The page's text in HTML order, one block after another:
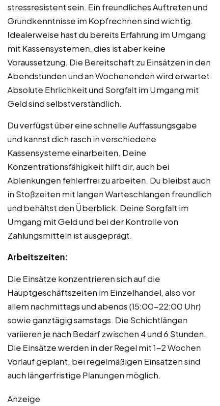
stressresistent sein. Ein freundliches Auftreten und
Grundkenntnisse im Kopfrechnen sind wichtig.
Idealerweise hast du bereits Erfahrung im Umgang
mit Kassensystemen, dies ist aber keine
Voraussetzung. Die Bereitschaft zu Einsätzen in den
Abendstunden und an Wochenenden wird erwartet.
Absolute Ehrlichkeit und Sorgfalt im Umgang mit
Geld sind selbstverständlich.
Du verfügst über eine schnelle Auffassungsgabe
und kannst dich rasch in verschiedene
Kassensysteme einarbeiten. Deine
Konzentrationsfähigkeit hilft dir, auch bei
Ablenkungen fehlerfrei zu arbeiten. Du bleibst auch
in Stoßzeiten mit langen Warteschlangen freundlich
und behältst den Überblick. Deine Sorgfalt im
Umgang mit Geld und bei der Kontrolle von
Zahlungsmitteln ist ausgeprägt.
Arbeitszeiten:
Die Einsätze konzentrieren sich auf die
Hauptgeschäftszeiten im Einzelhandel, also vor
allem nachmittags und abends (15:00-22:00 Uhr)
sowie ganztägig samstags. Die Schichtlängen
variieren je nach Bedarf zwischen 4 und 6 Stunden.
Die Einsätze werden in der Regel mit 1-2 Wochen
Vorlauf geplant, bei regelmäßigen Einsätzen sind
auch längerfristige Planungen möglich.
Anzeige